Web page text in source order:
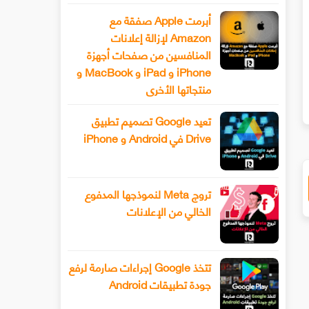
إليك المبلغ الذي يتعين عليك دفعه لمشاركة حساب Netflix مع صديق ابتداء من عام 2023
أبرمت Apple صفقة مع
Amazon لإزالة إعلانات
المنافسين من صفحات أجهزة
iPhone و iPad و MacBook و
منتجاتها الأخرى
تعيد Google تصميم تطبيق
Drive في Android و iPhone
تروج Meta لنموذجها المدفوع
الخالي من الإعلانات
تتخذ Google إجراءات صارمة لرفع
جودة تطبيقات Android